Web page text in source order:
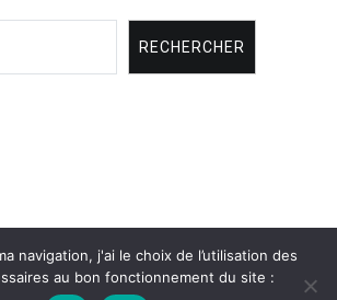
RECHERCHER
Concertina Rencontres .
navigation, j'ai le choix de l’utilisation des
au bon fonctionnement du site :